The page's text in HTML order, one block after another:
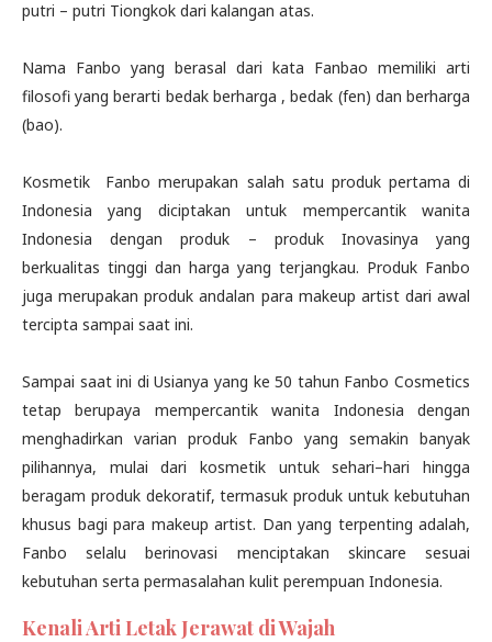
putri – putri Tiongkok dari kalangan atas.
Nama Fanbo yang berasal dari kata Fanbao memiliki arti
filosofi yang berarti bedak berharga , bedak (fen) dan berharga
(bao).
Kosmetik Fanbo merupakan salah satu produk pertama di
Indonesia yang diciptakan untuk mempercantik wanita
Indonesia dengan produk – produk Inovasinya yang
berkualitas tinggi dan harga yang terjangkau. Produk Fanbo
juga merupakan produk andalan para makeup artist dari awal
tercipta sampai saat ini.
Sampai saat ini di Usianya yang ke 50 tahun Fanbo Cosmetics
tetap berupaya mempercantik wanita Indonesia dengan
menghadirkan varian produk Fanbo yang semakin banyak
pilihannya, mulai dari kosmetik untuk sehari–hari hingga
beragam produk dekoratif, termasuk produk untuk kebutuhan
khusus bagi para makeup artist. Dan yang terpenting adalah,
Fanbo selalu berinovasi menciptakan skincare sesuai
kebutuhan serta permasalahan kulit perempuan Indonesia.
Kenali Arti Letak Jerawat di Wajah